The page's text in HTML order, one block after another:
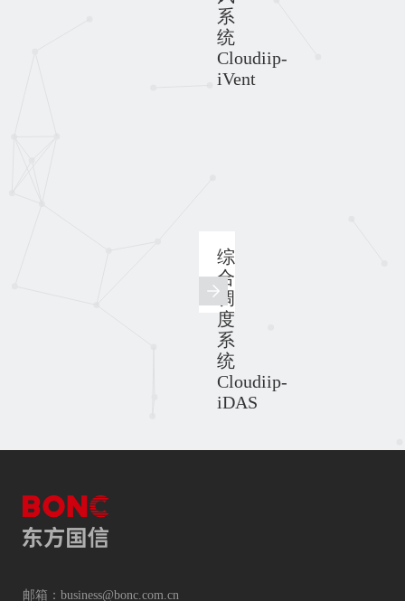
系
统
Cloudiip-
iVent
综
合
调
度
系
统
Cloudiip-
iDAS
邮箱：business@bonc.com.cn